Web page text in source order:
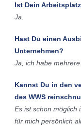
Ist Dein
Ja.
Hast Du einen
Unternehmen?
Ja, ich habe
Kannst Du in den
des WWS
Es ist schon möglich
für mich persönlich